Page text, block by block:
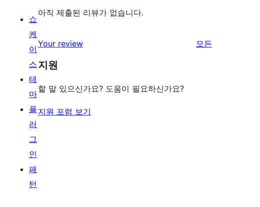
아직 제출된 리뷰가 없습니다.
Your review 모든
지원
할 말 있으신가요? 도움이 필요하신가요?
지원 포럼 보기
쇼
케
이
스
테
마
플
러
그
인
패
턴